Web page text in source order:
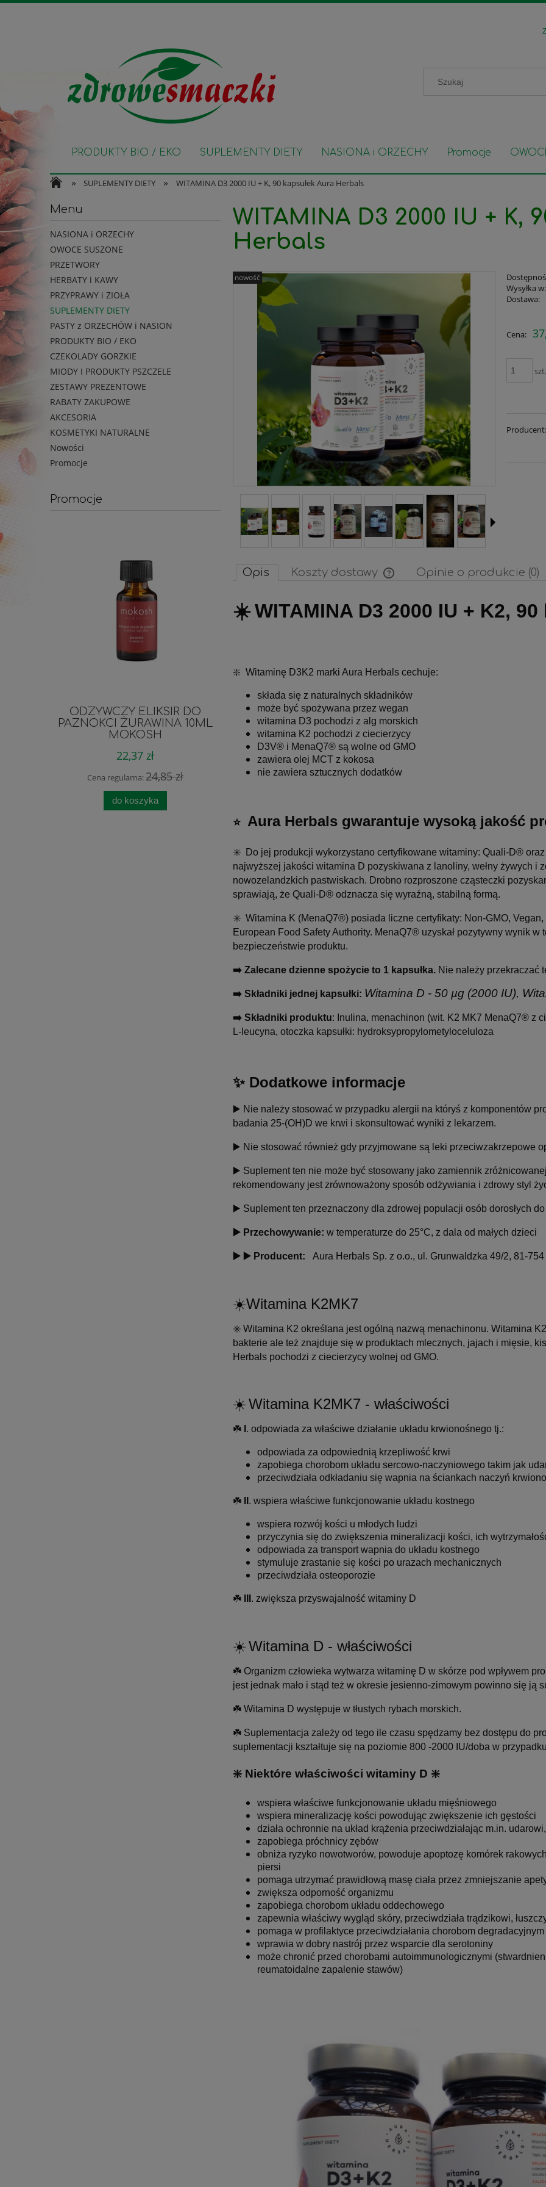
PRODUKTY BIO / EKO SUPLEMENTY DIETY NASIONA i ORZECHY Promocje
» SUPLEMENTY DIETY » WITAMINA D3 2000 IU + K, 90 kapsułek Aura Herbals
Menu
NASIONA i ORZECHY
OWOCE SUSZONE
PRZETWORY
HERBATY i KAWY
PRZYPRAWY i ZIOŁA
SUPLEMENTY DIETY
PASTY z ORZECHÓW i NASION
PRODUKTY BIO / EKO
CZEKOLADY GORZKIE
MIODY I PRODUKTY PSZCZELE
ZESTAWY PREZENTOWE
RABATY ZAKUPOWE
AKCESORIA
KOSMETYKI NATURALNE
Nowości
Promocje
Promocje
ODŻYWCZY ELIKSIR DO
PAZNOKCI ŻURAWINA 10ML
MOKOSH
22,37 zł
Cena regularna:24,85 zł
do koszyka
Masło MANGO & Awokado
120ml
33,90 zł
Cena regularna:36,90 zł
Witamina D3 2000 IU + K2 +
Cynk + Selen, tabletki 90
WITAMINA D3 2000 IU + K,
Herbals
nowość
Wysyłka w:
Dostawa:
płatności
Cena:
szt.
Producent:
Opis Koszty dostawy
kosztów płatności
Opinie o produkcie (0)
☀️ WITAMINA D3 2000 IU + K2,
❇️ Witaminę D3K2 marki Aura Herbals cechuje:
składa się z naturalnych składników
może być spożywana przez wegan
witamina D3 pochodzi z alg morskich
witamina K2 pochodzi z ciecierzycy
D3V® i MenaQ7® są wolne od GMO
zawiera olej MCT z kokosa
nie zawiera sztucznych dodatków
⭐️ Aura Herbals gwarantuje wysoką jakość
✳️ Do jej produkcji wykorzystano certyfikowane witaminy: Quali-D®
najwyższej jakości witamina D pozyskiwana z lanoliny, wełny żywych i
nowozelandzkich pastwiskach. Drobno rozproszone cząsteczki
sprawiają, że Quali-D® odznacza się wyraźną, stabilną formą.
✳️ Witamina K (MenaQ7®) posiada liczne certyfikaty: Non-GMO,
European Food Safety Authority. MenaQ7® uzyskał pozytywny wynik
bezpieczeństwie produktu.
➡️ Zalecane dzienne spożycie to 1 kapsułka. Nie należy przekraczać
➡️ Składniki jednej kapsułki: Witamina D - 50 µg (2000 IU),
➡️ Składniki produktu: Inulina, menachinon (wit. K2 MK7 MenaQ7® z
L-leucyna, otoczka kapsułki: hydroksypropylometyloceluloza
✨ Dodatkowe informacje
▶️ Nie należy stosować w przypadku alergii na któryś z komponentów
badania 25-(OH)D we krwi i skonsultować wyniki z lekarzem.
▶️ Nie stosować również gdy przyjmowane są leki przeciwzakrzepowe
▶️ Suplement ten nie może być stosowany jako zamiennik
rekomendowany jest zrównoważony sposób odżywiania i zdrowy styl
▶️ Suplement ten przeznaczony dla zdrowej populacji osób dorosłych
▶️ Przechowywanie: w temperaturze do 25°C, z dala od małych dzieci
▶️ ▶️ Producent: Aura Herbals Sp. z o.o., ul. Grunwaldzka 49/2, 81-
☀️Witamina K2MK7
✳️ Witamina K2 określana jest ogólną nazwą menachinonu. Witamina
bakterie ale też znajduje się w produktach mlecznych, jajach i mięsie,
Herbals pochodzi z ciecierzycy wolnej od GMO.
☀️Witamina K2MK7 - właściwości
☘️ . odpowiada za właściwe działanie układu krwionośnego tj.:
odpowiada za odpowiednią krzepliwość krwi
zapobiega chorobom układu sercowo-naczyniowego takim jak
przeciwdziała odkładaniu się wapnia na ściankach naczyń
☘️ . wspiera właściwe funkcjonowanie układu kostnego
wspiera rozwój kości u młodych ludzi
przyczynia się do zwiększenia mineralizacji kości, ich
odpowiada za transport wapnia do układu kostnego
stymuluje zrastanie się kości po urazach mechanicznych
przeciwdziała osteoporozie
☘️ . zwiększa przyswajalność witaminy D
☀️Witamina D - właściwości
☘️ Organizm człowieka wytwarza witaminę D w skórze pod wpływem
jest jednak mało i stąd też w okresie jesienno-zimowym powinno się ją
☘️ Witamina D występuje w tłustych rybach morskich.
☘️ Suplementacja zależy od tego ile czasu spędzamy bez dostępu do
suplementacji kształtuje się na poziomie 800 -2000 IU/doba w
❇️ Niektóre właściwości witaminy D ❇️
wspiera właściwe funkcjonowanie układu mięśniowego
wspiera mineralizację kości powodując zwiększenie ich gęstości
działa ochronnie na układ krążenia przeciwdziałając m.in.
zapobiega próchnicy zębów
obniża ryzyko nowotworów, powoduje apoptozę komórek
piersi
pomaga utrzymać prawidłową masę ciała przez zmniejszanie
zwiększa odporność organizmu
zapobiega chorobom układu oddechowego
zapewnia właściwy wygląd skóry, przeciwdziała trądzikowi,
pomaga w profilaktyce przeciwdziałania chorobom
wprawia w dobry nastrój przez wsparcie dla serotoniny
może chronić przed chorobami autoimmunologicznymi
reumatoidalne zapalenie stawów)